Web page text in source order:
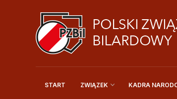
START ZWIĄZEK KADRA